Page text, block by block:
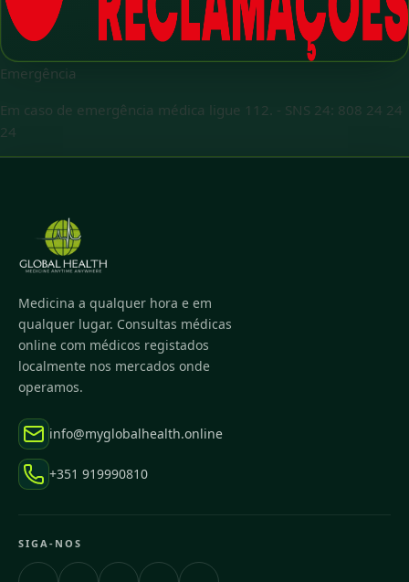
Emergência
Em caso de emergência médica ligue 112. - SNS 24: 808 24 24
24
Medicina a qualquer hora e em
qualquer lugar. Consultas médicas
online com médicos registados
localmente nos mercados onde
operamos.
info@myglobalhealth.online
+351 919990810
SIGA-NOS